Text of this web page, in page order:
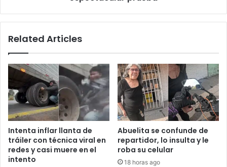
Related Articles
Intenta inflar llanta de
tráiler con técnica viral en
redes y casi muere en el
intento
Abuelita se confunde de
repartidor, lo insulta y le
roba su celular
18 horas ago